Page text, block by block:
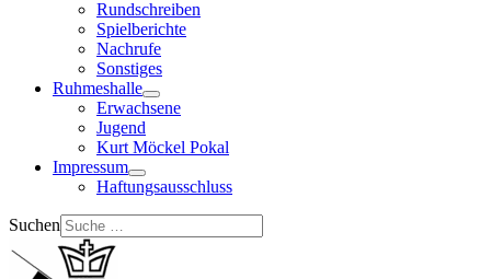
Rundschreiben
Spielberichte
Nachrufe
Sonstiges
Ruhmeshalle
Erwachsene
Jugend
Kurt Möckel Pokal
Impressum
Haftungsausschluss
Suchen